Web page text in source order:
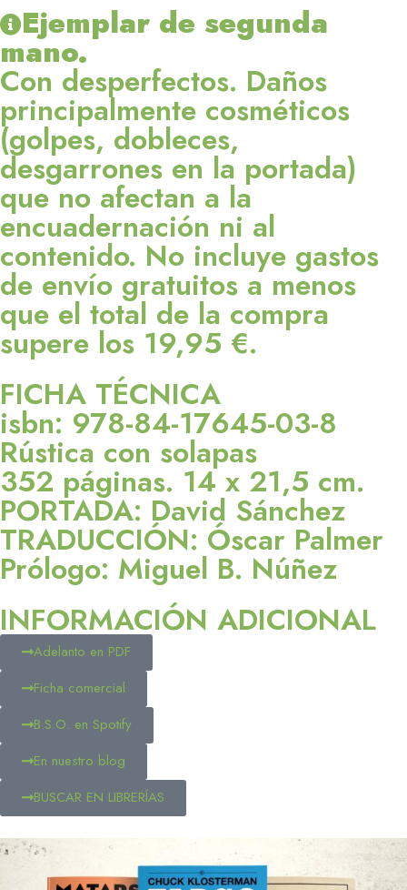
Ejemplar de segunda
mano.
Con desperfectos. Daños
principalmente cosméticos
(golpes, dobleces,
desgarrones en la portada)
que no afectan a la
encuadernación ni al
contenido. No incluye gastos
de envío gratuitos a menos
que el total de la compra
supere los 19,95 €.
FICHA TÉCNICA
isbn: 978-84-17645-03-8
Rústica con solapas
352 páginas. 14 x 21,5 cm.
PORTADA: David Sánchez
TRADUCCIÓN: Óscar Palmer
Prólogo: Miguel B. Núñez
INFORMACIÓN ADICIONAL
Adelanto en PDF
Ficha comercial
B.S.O. en Spotify
En nuestro blog
BUSCAR EN LIBRERÍAS